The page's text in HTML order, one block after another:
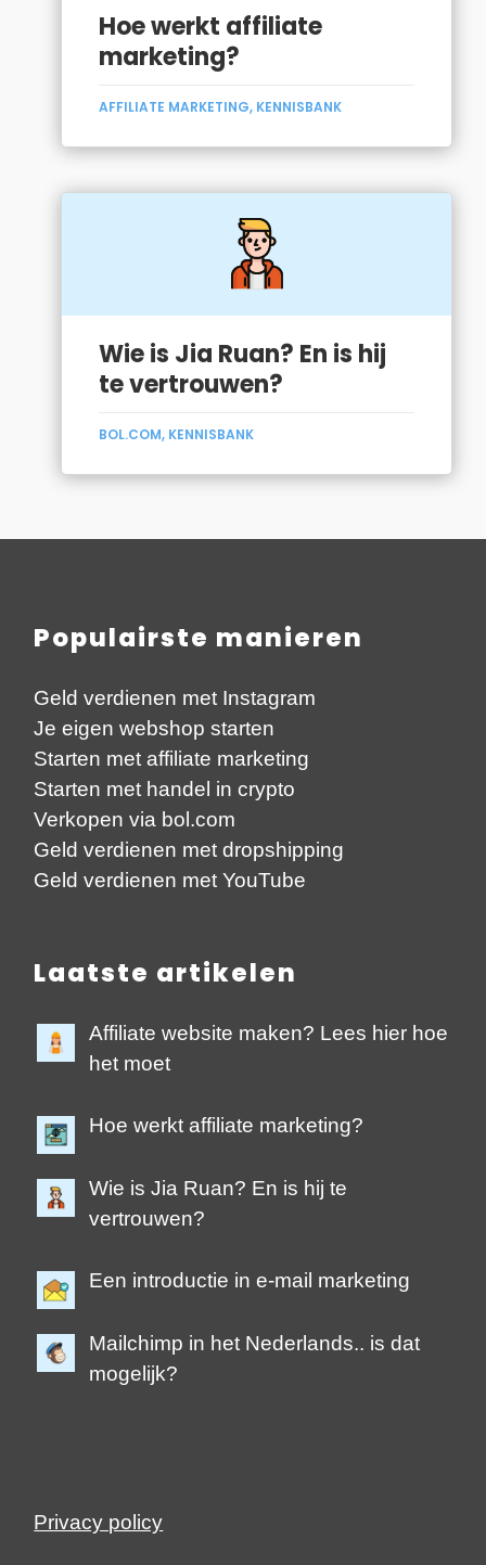
Hoe werkt affiliate
marketing?
AFFILIATE MARKETING, KENNISBANK
Wie is Jia Ruan? En is hij
te vertrouwen?
BOL.COM, KENNISBANK
Populairste manieren
Geld verdienen met Instagram
Je eigen webshop starten
Starten met affiliate marketing
Starten met handel in crypto
Verkopen via bol.com
Geld verdienen met dropshipping
Geld verdienen met YouTube
Laatste artikelen
Affiliate website maken? Lees hier hoe
het moet
Hoe werkt affiliate marketing?
Wie is Jia Ruan? En is hij te
vertrouwen?
Een introductie in e-mail marketing
Mailchimp in het Nederlands.. is dat
mogelijk?
Privacy policy